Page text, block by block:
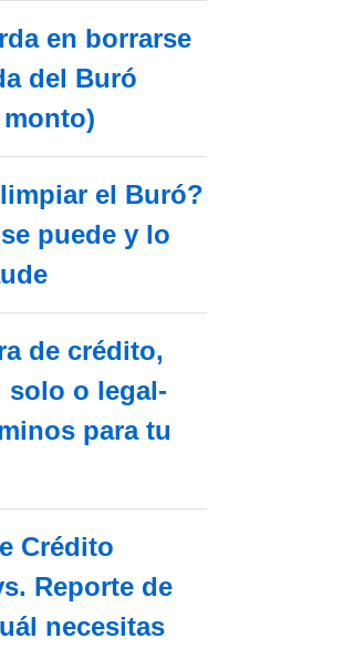
en borrarse
del Buró
el Buró?
puede y lo
de crédito,
solo o legal-
para tu
Crédito
Reporte de
necesitas